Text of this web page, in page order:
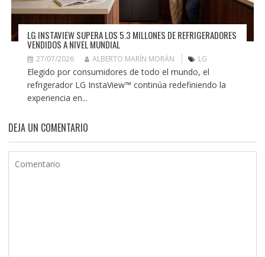
LG INSTAVIEW SUPERA LOS 5.3 MILLONES DE REFRIGERADORES
VENDIDOS A NIVEL MUNDIAL
27/07/2026 ALBERTO MARÍN MORÁN LG
Elegido por consumidores de todo el mundo, el
refrigerador LG InstaView™ continúa redefiniendo la
experiencia en...
DEJA UN COMENTARIO